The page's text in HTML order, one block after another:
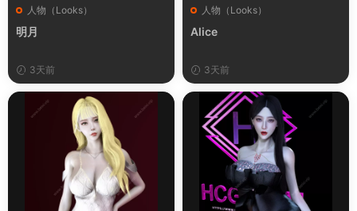
人物（Looks）
明月
3天前
人物（Looks）
Alice
3天前